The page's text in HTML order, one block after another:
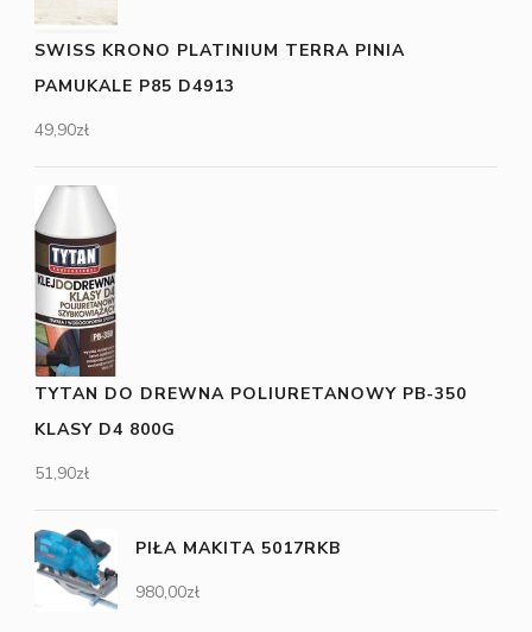
SWISS KRONO PLATINIUM TERRA PINIA
PAMUKALE P85 D4913
49,90zł
TYTAN DO DREWNA POLIURETANOWY PB-350
KLASY D4 800G
51,90zł
PIŁA MAKITA 5017RKB
980,00zł